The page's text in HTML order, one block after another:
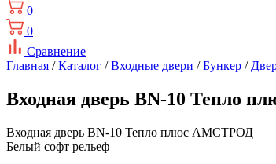
0
0
Сравнение
Главная /Каталог /Входные двери /Бункер /
Входная дверь BN-10 Тепло
Входная дверь BN-10 Тепло плюс АМСТРОД
Белый софт рельеф